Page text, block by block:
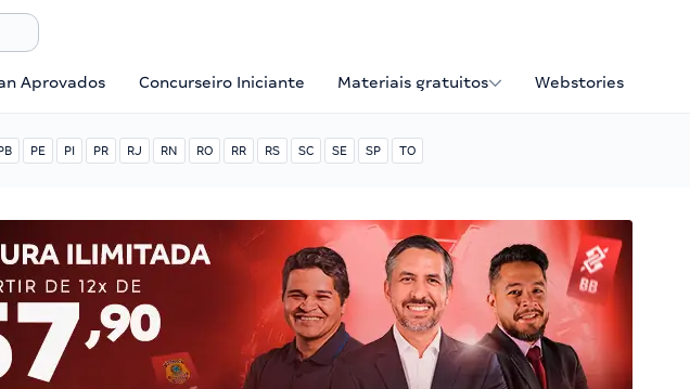
Aprovados Concurseiro Iniciante Materiais gratuitos Webstories
PE PI PR RJ RN RO RR RS SC SE SP TO